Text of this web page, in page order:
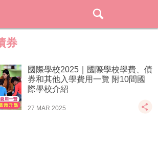
券
國際學校2025｜國際學校學費、債
券和其他入學費用一覽 附10間國
際學校介紹
27 MAR 2025